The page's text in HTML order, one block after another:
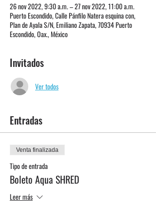
26 nov 2022, 9:30 a.m. – 27 nov 2022, 11:00 a.m.
Puerto Escondido, Calle Pánfilo Natera esquina con,
Plan de Ayala S/N, Emiliano Zapata, 70934 Puerto
Escondido, Oax., México
Invitados
Ver todos
Entradas
Venta finalizada
Tipo de entrada
Boleto Aqua SHRED
Leer más